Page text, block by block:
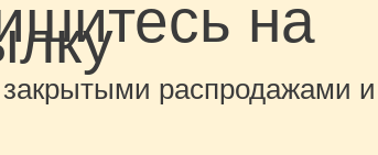
на
распродажами и